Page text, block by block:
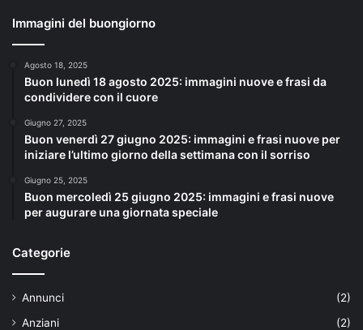
Immagini del buongiorno
Agosto 18, 2025
Buon lunedì 18 agosto 2025: immagini nuove e frasi da
condividere con il cuore
Giugno 27, 2025
Buon venerdì 27 giugno 2025: immagini e frasi nuove per
iniziare l’ultimo giorno della settimana con il sorriso
Giugno 25, 2025
Buon mercoledì 25 giugno 2025: immagini e frasi nuove
per augurare una giornata speciale
Categorie
Annunci
(2)
Anziani
(2)